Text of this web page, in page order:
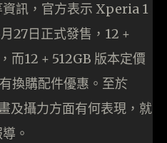
訊，官方表示 Xperia 1
27日正式發售，12 +
而12 + 512GB 版本定價
換購配件優惠。至於
及攝力方面有何表現，就
。